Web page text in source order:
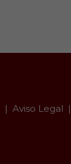
Aviso Legal